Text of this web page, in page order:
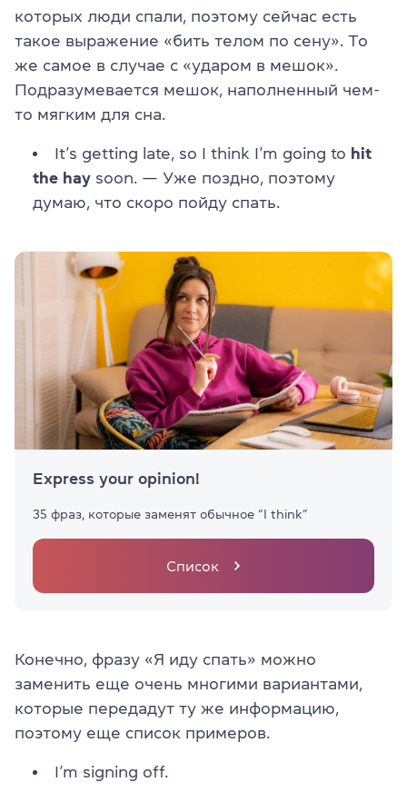
которых люди спали, поэтому сейчас есть
такое выражение «бить телом по сену». То
же самое в случае с «ударом в мешок».
Подразумевается мешок, наполненный чем-
то мягким для сна.
It’s getting late, so I think I’m going to hit
the hay soon. — Уже поздно, поэтому
думаю, что скоро пойду спать.
Express your opinion!
35 фраз, которые заменят обычное “I think”
Список
Конечно, фразу «Я иду спать» можно
заменить еще очень многими вариантами,
которые передадут ту же информацию,
поэтому еще список примеров.
I’m signing off.